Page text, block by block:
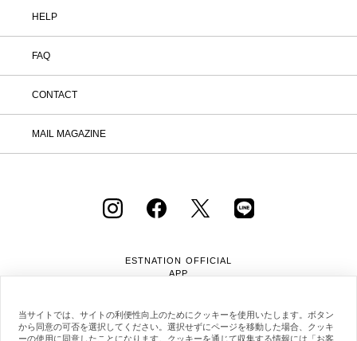
HELP
FAQ
CONTACT
MAIL MAGAZINE
ESTNATION OFFICIAL
APP
当サイトでは、サイトの利便性向上のためにクッキーを使用いたします。ボタン
から同意の可否を選択してください。選択せずにページを移動した場合、クッキ
ーの使用に同意したことになります。クッキーを通じて収集する情報には「お客